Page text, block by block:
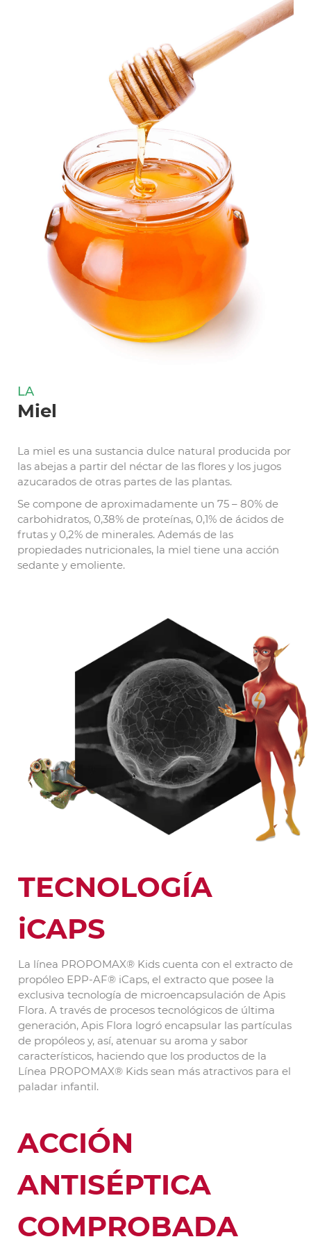
LA
Miel
La miel es una sustancia dulce natural producida por
las abejas a partir del néctar de las flores y los jugos
azucarados de otras partes de las plantas.
Se compone de aproximadamente un 75 – 80% de
carbohidratos, 0,38% de proteínas, 0,1% de ácidos de
frutas y 0,2% de minerales. Además de las
propiedades nutricionales, la miel tiene una acción
sedante y emoliente.
TECNOLOGÍA
iCAPS
La línea PROPOMAX® Kids cuenta con el extracto de
propóleo EPP-AF® iCaps, el extracto que posee la
exclusiva tecnología de microencapsulación de Apis
Flora. A través de procesos tecnológicos de última
generación, Apis Flora logró encapsular las partículas
de propóleos y, así, atenuar su aroma y sabor
característicos, haciendo que los productos de la
Línea PROPOMAX® Kids sean más atractivos para el
paladar infantil.
ACCIÓN
ANTISÉPTICA
COMPROBADA